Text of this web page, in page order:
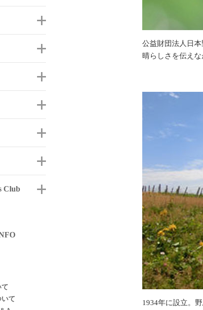
Club
て
公益財団法人日
晴らしさを伝え
1934年に設立。